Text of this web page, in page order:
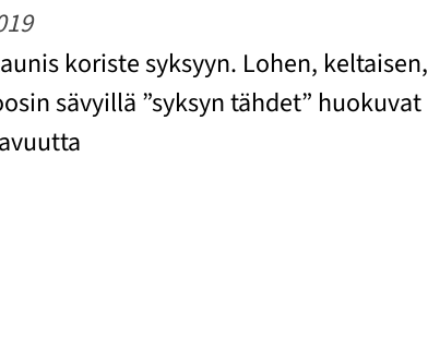
koriste syksyyn. Lohen, keltaisen,
sävyillä ”syksyn tähdet” huokuvat